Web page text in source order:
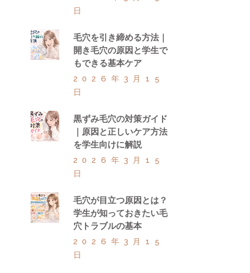
日
毛穴を引き締める方法｜
開き毛穴の原因と学生で
もできる基本ケア
2026年3月15
日
黒ずみ毛穴の対策ガイド
｜原因と正しいケア方法
を学生向けに解説
2026年3月15
日
毛穴が目立つ原因とは？
学生が知っておきたい毛
穴トラブルの基本
2026年3月15
日